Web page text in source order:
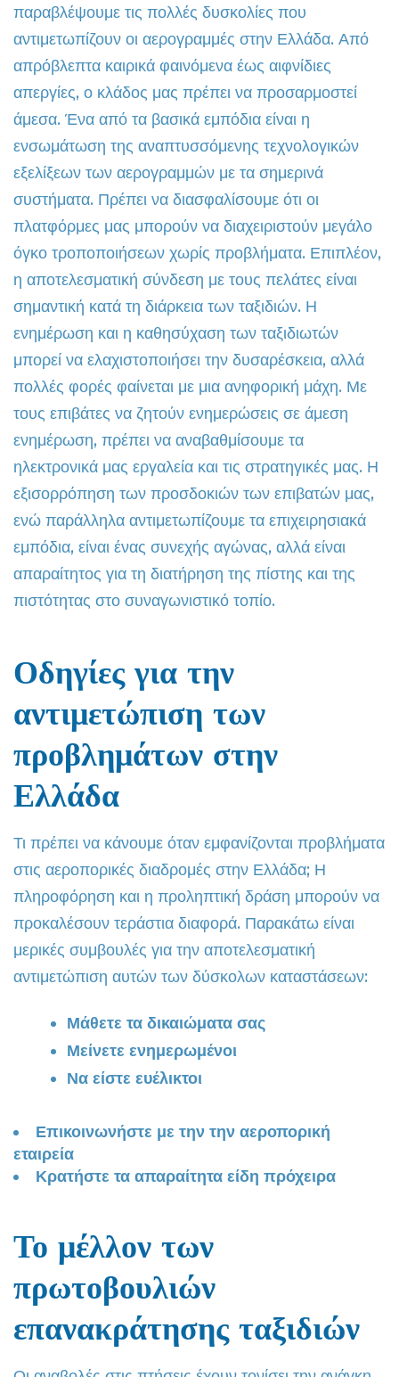
παραβλέψουμε τις πολλές δυσκολίες που
αντιμετωπίζουν οι αερογραμμές στην Ελλάδα. Από
απρόβλεπτα καιρικά φαινόμενα έως αιφνίδιες
απεργίες, ο κλάδος μας πρέπει να προσαρμοστεί
άμεσα. Ένα από τα βασικά εμπόδια είναι η
ενσωμάτωση της αναπτυσσόμενης τεχνολογικών
εξελίξεων των αερογραμμών με τα σημερινά
συστήματα. Πρέπει να διασφαλίσουμε ότι οι
πλατφόρμες μας μπορούν να διαχειριστούν μεγάλο
όγκο τροποποιήσεων χωρίς προβλήματα. Επιπλέον,
η αποτελεσματική σύνδεση με τους πελάτες είναι
σημαντική κατά τη διάρκεια των ταξιδιών. Η
ενημέρωση και η καθησύχαση των ταξιδιωτών
μπορεί να ελαχιστοποιήσει την δυσαρέσκεια, αλλά
πολλές φορές φαίνεται με μια ανηφορική μάχη. Με
τους επιβάτες να ζητούν ενημερώσεις σε άμεση
ενημέρωση, πρέπει να αναβαθμίσουμε τα
ηλεκτρονικά μας εργαλεία και τις στρατηγικές μας. Η
εξισορρόπηση των προσδοκιών των επιβατών μας,
ενώ παράλληλα αντιμετωπίζουμε τα επιχειρησιακά
εμπόδια, είναι ένας συνεχής αγώνας, αλλά είναι
απαραίτητος για τη διατήρηση της πίστης και της
πιστότητας στο συναγωνιστικό τοπίο.
Οδηγίες για την
αντιμετώπιση των
προβλημάτων στην
Ελλάδα
Τι πρέπει να κάνουμε όταν εμφανίζονται προβλήματα
στις αεροπορικές διαδρομές στην Ελλάδα; Η
πληροφόρηση και η προληπτική δράση μπορούν να
προκαλέσουν τεράστια διαφορά. Παρακάτω είναι
μερικές συμβουλές για την αποτελεσματική
αντιμετώπιση αυτών των δύσκολων καταστάσεων:
Μάθετε τα δικαιώματα σας
Μείνετε ενημερωμένοι
Να είστε ευέλικτοι
Επικοινωνήστε με την την αεροπορική
εταιρεία
Κρατήστε τα απαραίτητα είδη πρόχειρα
Το μέλλον των
πρωτοβουλιών
επανακράτησης ταξιδιών